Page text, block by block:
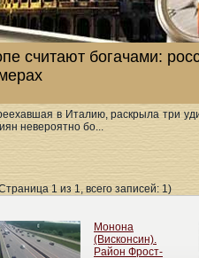
считают богачами:
в Италию, раскрыла три
невероятно бо...
1 из 1, всего записей: 1)